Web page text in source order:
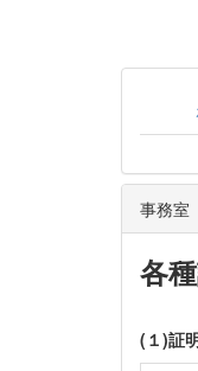
事務室
各
(１)証